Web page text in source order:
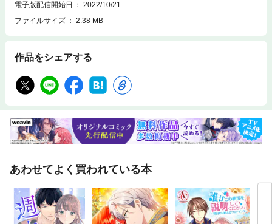
電子版配信開始日
2022/10/21
ファイルサイズ
2.38 MB
作品をシェアする
あわせてよく買われている本